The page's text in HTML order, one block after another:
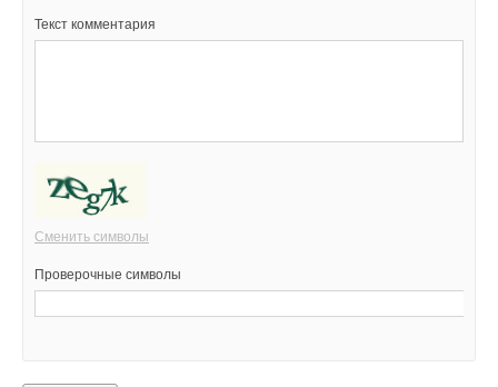
Текст комментария
Сменить символы
Проверочные символы